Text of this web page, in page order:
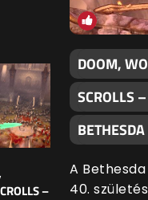
–
DOOM,
SCROLLS
A
40.